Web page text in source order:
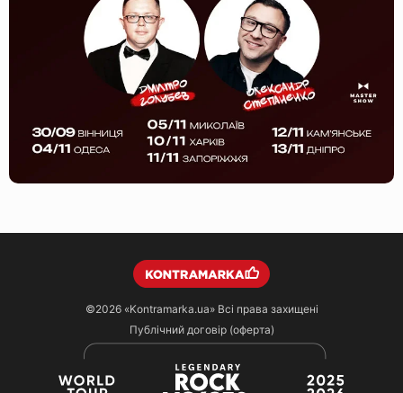
©2026 «Kontramarka.ua»Всі права захищені
Публічний договір (оферта)